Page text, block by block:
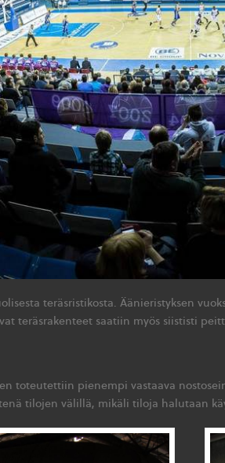
teräsristikosta. Äänieristyksen
teräsrakenteet saatiin myös siististi
toteutettiin pienempi vastaava
tilojen välillä, mikäli tiloja halutaan